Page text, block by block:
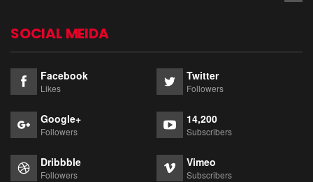
SOCIAL MEIDA
Facebook
Likes
Twitter
Followers
Google+
Followers
14,200
Subscribers
Dribbble
Followers
Vimeo
Subscribers